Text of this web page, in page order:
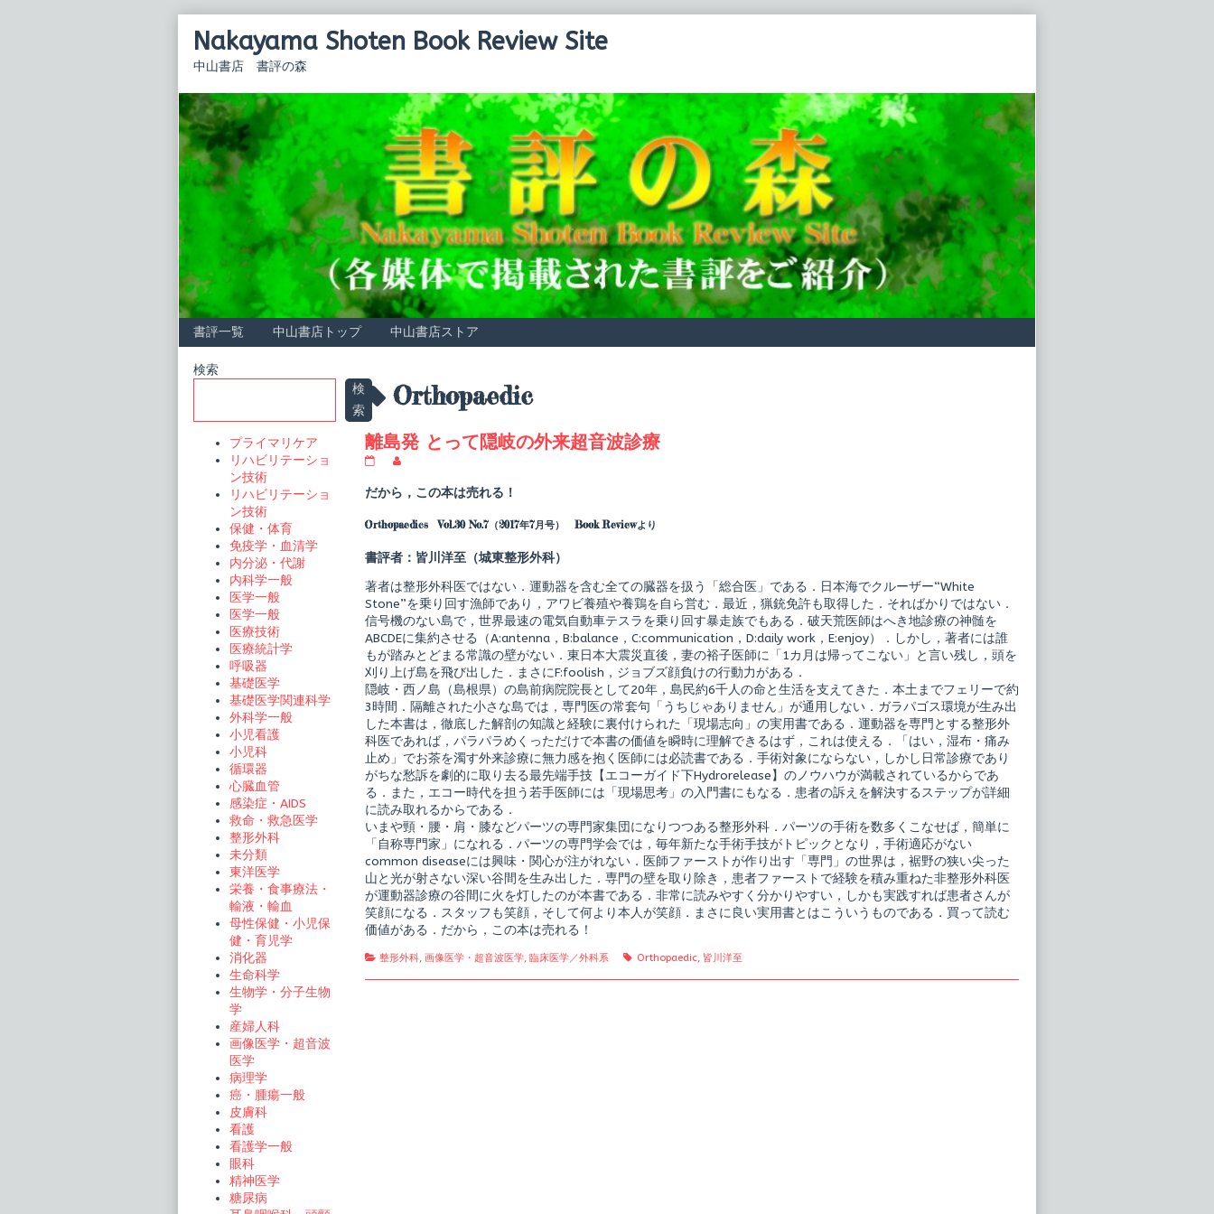
Nakayama Shoten Book Review Site
中山書店 書評の森
書評一覧 中山書店トップ 中山書店ストア
Posts
tagged
Orthopaedic
離島発 とって隠岐の外来超音波診療
発
と
て
岐
外
来
超
音
波
診
療
published
on
posts
by
author
離
発
と
っ
て
隠
岐
の
外
来
超
音
波
診
療,
だから，この本は売れる！
Orthopaedics Vol.30 No.7（2017年7月号） Book Reviewより
書評者：皆川洋至（城東整形外科）
著者は整形外科医ではない．運動器を含む全ての臓器を扱う「総合医」である．日本海でクルーザー“White
Stone”を乗り回す漁師であり，アワビ養殖や養鶏を自ら営む．最近，猟銃免許も取得した．そればかりではない．
信号機のない島で，世界最速の電気自動車テスラを乗り回す暴走族でもある．破天荒医師はへき地診療の神髄を
ABCDEに集約させる（A:antenna，B:balance，C:communication，D:daily work，E:enjoy）．しかし，著者には誰
もが踏みとどまる常識の壁がない．東日本大震災直後，妻の裕子医師に「1カ月は帰ってこない」と言い残し，頭を
刈り上げ島を飛び出した．まさにF:foolish，ジョブズ顔負けの行動力がある．
隠岐・西ノ島（島根県）の島前病院院長として20年，島民約6千人の命と生活を支えてきた．本土までフェリーで約
3時間．隔離された小さな島では，専門医の常套句「うちじゃありません」が通用しない．ガラパゴス環境が生み出
した本書は，徹底した解剖の知識と経験に裏付けられた「現場志向」の実用書である．運動器を専門とする整形外
科医であれば，パラパラめくっただけで本書の価値を瞬時に理解できるはず，これは使える．「はい，湿布・痛み
止め」でお茶を濁す外来診療に無力感を抱く医師には必読書である．手術対象にならない，しかし日常診療であり
がちな愁訴を劇的に取り去る最先端手技【エコーガイド下Hydrorelease】のノウハウが満載されているからであ
る．また，エコー時代を担う若手医師には「現場思考」の入門書にもなる．患者の訴えを解決するステップが詳細
に読み取れるからである．
いまや頸・腰・肩・膝などパーツの専門家集団になりつつある整形外科．パーツの手術を数多くこなせば，簡単に
「自称専門家」になれる．パーツの専門学会では，毎年新たな手術手技がトピックとなり，手術適応がない
common diseaseには興味・関心が注がれない．医師ファーストが作り出す「専門」の世界は，裾野の狭い尖った
山と光が射さない深い谷間を生み出した．専門の壁を取り除き，患者ファーストで経験を積み重ねた非整形外科医
が運動器診療の谷間に火を灯したのが本書である．非常に読みやすく分かりやすい，しかも実践すれば患者さんが
笑顔になる．スタッフも笑顔，そして何より本人が笑顔．まさに良い実用書とはこういうものである．買って読む
価値がある．だから，この本は売れる！
Categories
整形外科,画像医学・超音波医学,臨床医学／外科系 Tags
Orthopaedic, 皆川洋至
Primary
検索
検
索
プライマリケア
リハビリテーショ
ン技術
リハビリテーショ
ン技術
保健・体育
免疫学・血清学
内分泌・代謝
内科学一般
医学一般
医学一般
医療技術
医療統計学
呼吸器
基礎医学
基礎医学関連科学
外科学一般
小児看護
小児科
循環器
心臓血管
感染症・AIDS
救命・救急医学
整形外科
未分類
東洋医学
栄養・食事療法・
輸液・輸血
母性保健・小児保
健・育児学
消化器
生命科学
生物学・分子生物
学
産婦人科
画像医学・超音波
医学
病理学
癌・腫瘍一般
皮膚科
看護
看護学一般
眼科
精神医学
糖尿病